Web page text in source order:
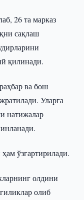
26 та марказ
сақлаш
қилинади.
ва бош
Уларга
натижалар
ўзгартирилади.
олдини
олиб